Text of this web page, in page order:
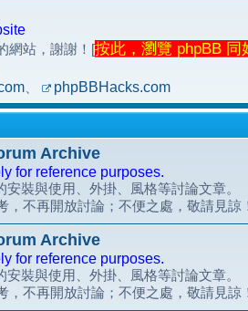
網站，謝謝！[按此，瀏覽 phpBB 同
、 phpBBHacks.com
Archive
for reference purposes.
安裝與使用、外掛、風格等討論文章。
，不再開放討論；不便之處，敬請見諒
Archive
for reference purposes.
安裝與使用、外掛、風格等討論文章。
，不再開放討論；不便之處，敬請見諒